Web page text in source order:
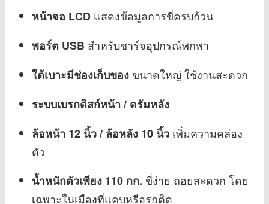
หน้าจอ LCD แสดงข้อมูลการขี่ครบถ้วน
พอร์ต USB สำหรับชาร์จอุปกรณ์พกพา
ใต้เบาะมีช่องเก็บของ ขนาดใหญ่ ใช้งานสะดวก
ระบบเบรกดิสก์หน้า / ดรัมหลัง
ล้อหน้า 12 นิ้ว / ล้อหลัง 10 นิ้ว เพิ่มความคล่อง
ตัว
น้ำหนักตัวเพียง 110 กก. ขี่ง่าย ถอยสะดวก โดย
เฉพาะในเมืองที่แคบหรือรถติด